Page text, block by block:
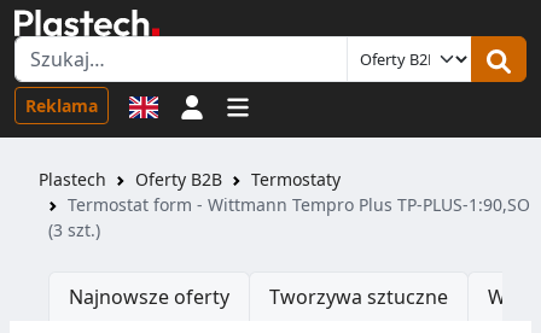
Reklama Logowanie
Plastech Oferty B2B
Termostaty
Termostat form - Wittmann Tempro Plus TP-PLUS-1:90,SO
(3 szt.)
Najnowsze oferty Tworzywa sztuczne